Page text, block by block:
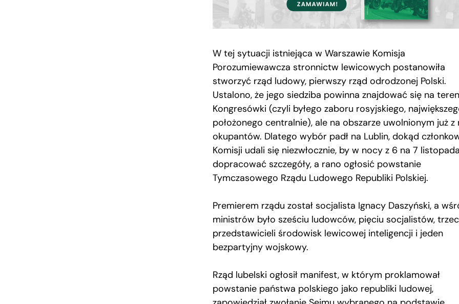
W tej sytuacji istniejąca w Warszawie Komisja
Porozumiewawcza stronnictw lewicowych postanowiła
stworzyć rząd ludowy, pierwszy rząd odrodzonej Polski.
Ustalono, że jego siedziba powinna znajdować się na
Kongresówki (czyli byłego zaboru rosyjskiego,
położonego centralnie), ale na obszarze uwolnionym już z
okupantów. Dlatego wybór padł na Lublin, dokąd
Komisji udali się niezwłocznie, by w nocy z 6 na 7
dopracować szczegóły, a rano ogłosić powstanie
Tymczasowego Rządu Ludowego Republiki Polskiej.
Premierem rządu został socjalista Ignacy Daszyński, a
ministrów było sześciu ludowców, pięciu socjalistów,
przedstawicieli środowisk lewicowej inteligencji i jeden
bezpartyjny wojskowy.
Rząd lubelski ogłosił manifest, w którym proklamował
powstanie państwa polskiego jako republiki ludowej,